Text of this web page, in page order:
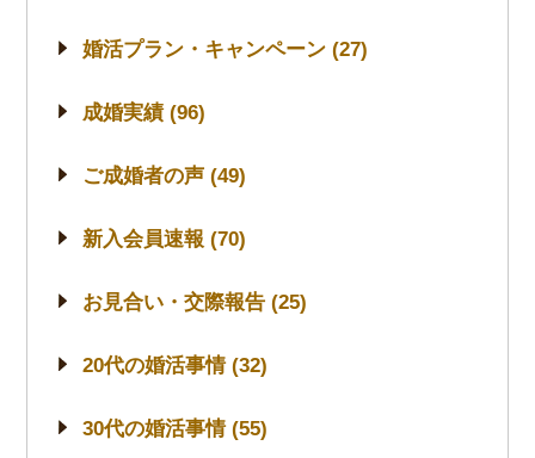
婚活プラン・キャンペーン (27)
成婚実績 (96)
ご成婚者の声 (49)
新入会員速報 (70)
お見合い・交際報告 (25)
20代の婚活事情 (32)
30代の婚活事情 (55)